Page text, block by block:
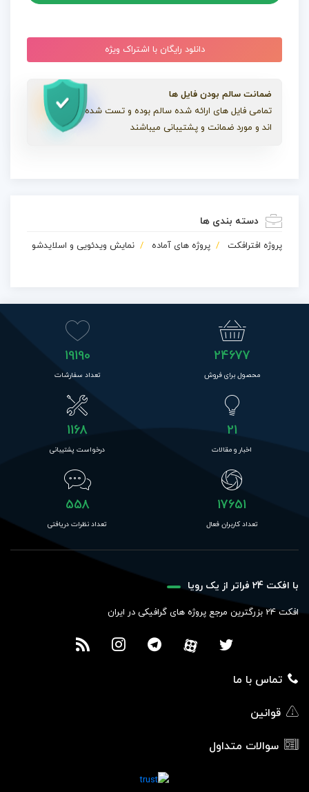
دانلود رایگان با اشتراک ویژه
ضمانت سالم بودن فایل ها
تمامی فایل های ارائه شده سالم بوده و تست شده
اند و مورد ضمانت و پشتیبانی میباشند
دسته بندی ها
پروژه افترافکت پروژه های آماده نمایش ویدئویی و اسلایدشو
24677
محصول برای فروش
19190
تعداد سفارشات
21
اخبار و مقالات
1168
درخواست پشتیبانی
17651
تعداد کاربران فعال
558
تعداد نظرات دریافتی
با افکت 24 فراتر از یک رویا
افکت 24 بزرگترین مرجع پروژه های گرافیکی در ایران
تماس با ما
قوانین
سوالات متداول